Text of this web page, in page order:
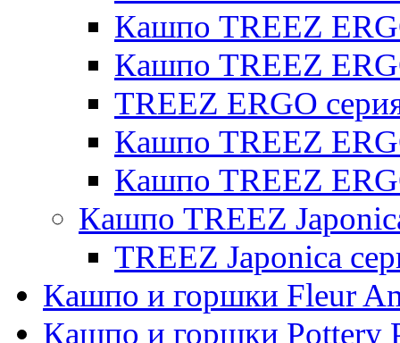
Кашпо TREEZ
Кашпо TREEZ
TREEZ ERGO
Кашпо TREEZ
Кашпо TREEZ
Кашпо TREEZ
TREEZ Japonica
Кашпо и горшки Fleur
Кашпо и горшки Pottery